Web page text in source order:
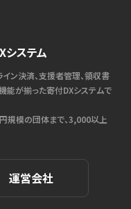
システム
ン決済、支援者管理、領収書
能が揃った寄付DXシステムで
規模の団体まで、3,000以上
運営会社